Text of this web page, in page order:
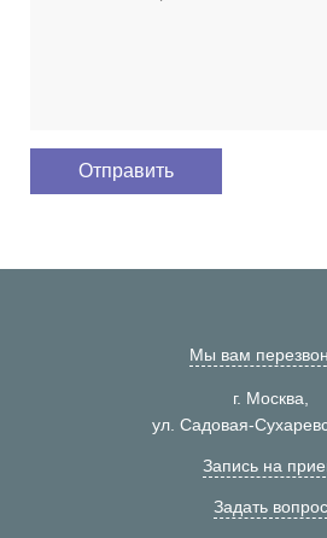
Мы вам
г. Москва,
ул. Садовая-
Запись на
Задать вопрос